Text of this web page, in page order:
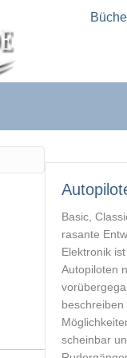
der
Basic,
rasante
Elektronik
Autopiloten
beschreiben
scheinbar